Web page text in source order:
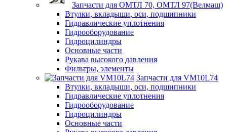
Запчасти для ОМТЛ 70, ОМТЛ 97(Велмаш)
Втулки, вкладыши, оси, подшипники
Гидравлические уплотнения
Гидрооборудование
Гидроцилиндры
Основные части
Рукава высокого давления
Фильтры, элементы
Запчасти для VM10L74
Втулки, вкладыши, оси, подшипники
Гидравлические уплотнения
Гидрооборудование
Гидроцилиндры
Основные части